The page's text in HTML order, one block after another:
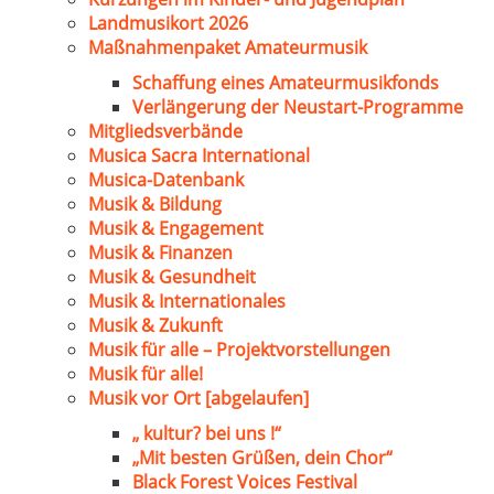
Landmusikort 2026
Maßnahmenpaket Amateurmusik
Schaffung eines Amateurmusikfonds
Verlängerung der Neustart-Programme
Mitgliedsverbände
Musica Sacra International
Musica-Datenbank
Musik & Bildung
Musik & Engagement
Musik & Finanzen
Musik & Gesundheit
Musik & Internationales
Musik & Zukunft
Musik für alle – Projektvorstellungen
Musik für alle!
Musik vor Ort [abgelaufen]
„ kultur? bei uns !“
„Mit besten Grüßen, dein Chor“
Black Forest Voices Festival